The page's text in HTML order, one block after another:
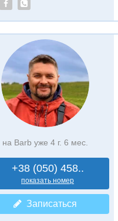
на Barb уже 4 г. 6 мес.
+38 (050) 458..
показать номер
Записаться